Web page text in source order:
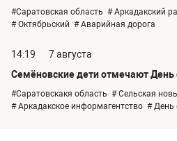
#Саратовская область # Аркадакский
# Октябрьский # Аварийная дорога
14:19
7 августа
Семёновские дети отмечают День
#Саратовскакя область # Сельская новь
# Аркадакское информагентство # День